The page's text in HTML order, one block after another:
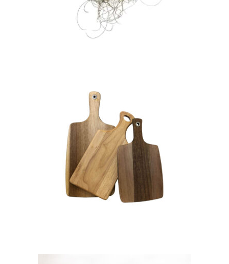
Lot de 3 Planches à découper
– Bois « Thomas »
16,70